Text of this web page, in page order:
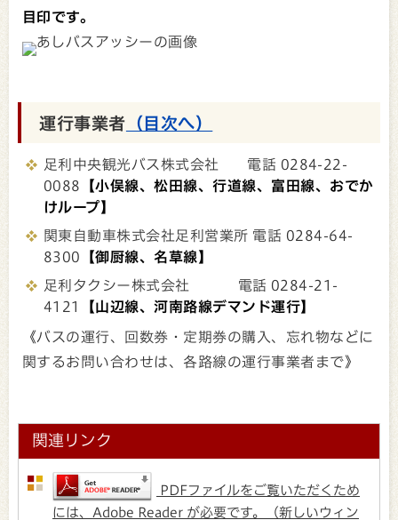
目印です。
運行事業者 （目次へ）
足利中央観光バス株式会社 電話 0284-22-
0088
【小俣線、松田線、行道線、富田線、おでか
けループ】
関東自動車株式会社足利営業所 電話 0284-64-
8300
【御厨線、名草線】
足利タクシー株式会社 電話 0284-21-
4121
【山辺線、河南路線デマンド運行】
《バスの運行、回数券・定期券の購入、忘れ物などに
関するお問い合わせは、各路線の運行事業者まで》
関連リンク
PDFファイルをご覧いただくため
には、Adobe Reader が必要です。（新しいウィン